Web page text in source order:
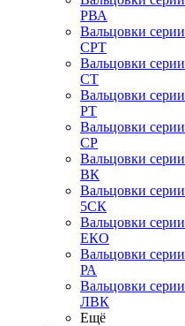
РВА
Вальцовки серии
СРТ
Вальцовки серии
СТ
Вальцовки серии
РТ
Вальцовки серии
СР
Вальцовки серии
ВК
Вальцовки серии
5СК
Вальцовки серии
ЕКО
Вальцовки серии
РА
Вальцовки серии
ЛВК
Ещё